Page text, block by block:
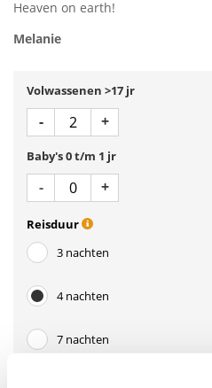
Heaven on earth!
Melanie
Volwassenen >17 jr
-Min 1 +Plus 1
Baby's 0 t/m 1 jr
-Min 1 +Plus 1
Reisduur
3 nachten
4 nachten
7 nachten